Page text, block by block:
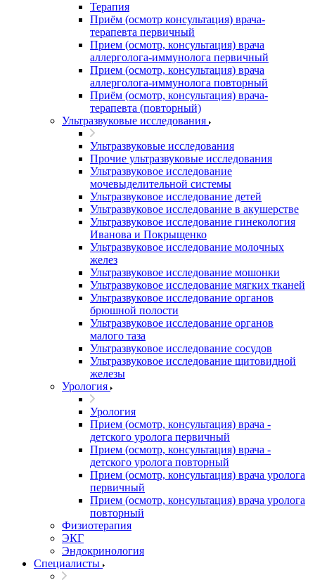
Терапия
Приём (осмотр консультация) врача-
терапевта первичный
Прием (осмотр, консультация) врача
аллерголога-иммунолога первичный
Прием (осмотр, консультация) врача
аллерголога-иммунолога повторный
Приём (осмотр, консультация) врача-
терапевта (повторный)
Ультразвуковые исследования
Ультразвуковые исследования
Прочие ультразвуковые исследования
Ультразвуковое исследование
мочевыделительной системы
Ультразвуковое исследование детей
Ультразвуковое исследование в акушерстве
Ультразвуковое исследование гинекология
Иванова и Покрыщенко
Ультразвуковое исследование молочных
желез
Ультразвуковое исследование мошонки
Ультразвуковое исследование мягких тканей
Ультразвуковое исследование органов
брюшной полости
Ультразвуковое исследование органов
малого таза
Ультразвуковое исследование сосудов
Ультразвуковое исследование щитовидной
железы
Урология
Урология
Прием (осмотр, консультация) врача -
детского уролога первичный
Прием (осмотр, консультация) врача -
детского уролога повторный
Прием (осмотр, консультация) врача уролога
первичный
Прием (осмотр, консультация) врача уролога
повторный
Физиотерапия
ЭКГ
Эндокринология
Специалисты